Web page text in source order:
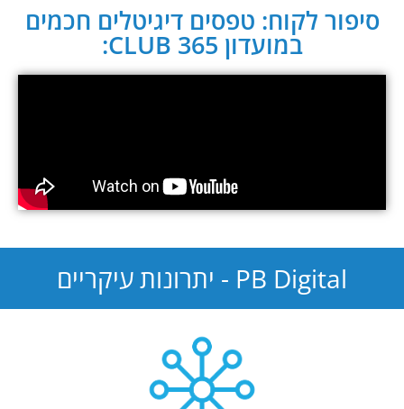
סיפור לקוח: טפסים דיגיטלים חכמים
במועדון CLUB 365:
PB Digital - יתרונות עיקריים